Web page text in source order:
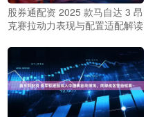
股券通配资 2025 款马自达 3 昂
克赛拉动力表现与配置适配解读